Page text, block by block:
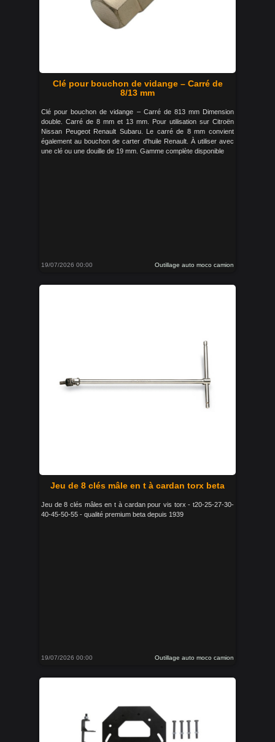
Clé pour bouchon de vidange – Carré de
8/13 mm
Clé pour bouchon de vidange – Carré de 813 mm Dimension
double. Carré de 8 mm et 13 mm. Pour utilisation sur Citroën
Nissan Peugeot Renault Subaru. Le carré de 8 mm convient
également au bouchon de carter d'huile Renault. À utiliser avec
une clé ou une douille de 19 mm. Gamme complète disponible
19/07/2026 00:00 Outillage auto moco camion
Jeu de 8 clés mâle en t à cardan torx beta
Jeu de 8 clés mâles en t à cardan pour vis torx - t20-25-27-30-
40-45-50-55 - qualité premium beta depuis 1939
19/07/2026 00:00 Outillage auto moco camion